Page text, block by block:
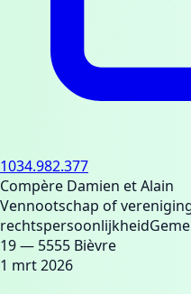
1034.982.377
Compère Damien et Alain
Vennootschap of
rechtspersoonlijkheid
19— 5555 Bièvre
1 mrt 2026